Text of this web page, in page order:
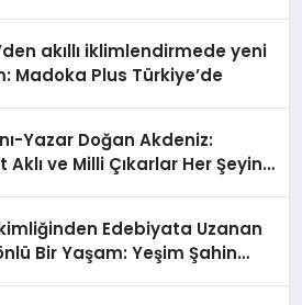
akıllı iklimlendirmede yeni
Madoka Plus Türkiye’de
Yazar Doğan Akdeniz:
Aklı ve Milli Çıkarlar Her Şeyin
Edebiyata Uzanan
Bir Yaşam: Yeşim Şahin